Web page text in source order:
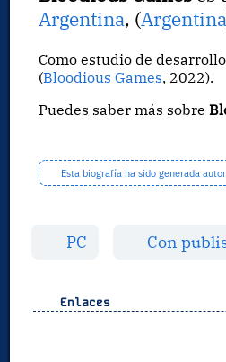
Argentina, (
Como estudio de
(Bloodious Games, 2022).
Puedes saber más sobre
Esta biografía ha sido generada
PC Con
Enlaces